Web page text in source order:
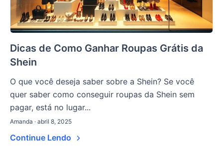
Dicas de Como Ganhar Roupas Grátis da
Shein
O que você deseja saber sobre a Shein? Se você
quer saber como conseguir roupas da Shein sem
pagar, está no lugar...
Amanda · abril 8, 2025
Continue Lendo